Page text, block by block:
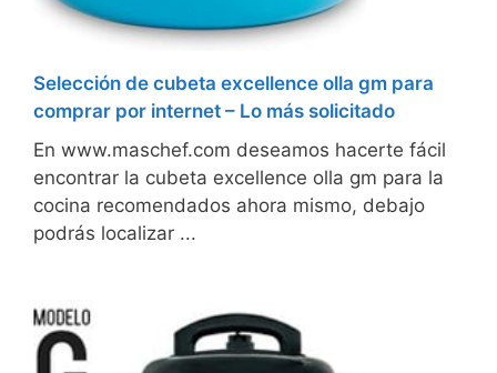
Selección de cubeta excellence olla gm para
comprar por internet – Lo más solicitado
En www.maschef.com deseamos hacerte fácil
encontrar la cubeta excellence olla gm para la
cocina recomendados ahora mismo, debajo
podrás localizar ...